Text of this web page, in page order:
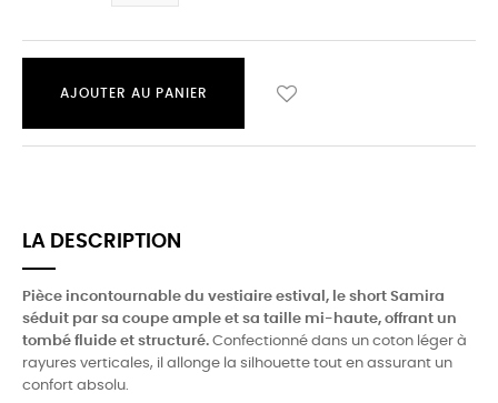
AJOUTER AU PANIER
LA DESCRIPTION
Pièce incontournable du vestiaire estival, le short Samira
séduit par sa coupe ample et sa taille mi-haute, offrant un
tombé fluide et structuré. Confectionné dans un coton léger à
rayures verticales, il allonge la silhouette tout en assurant un
confort absolu.